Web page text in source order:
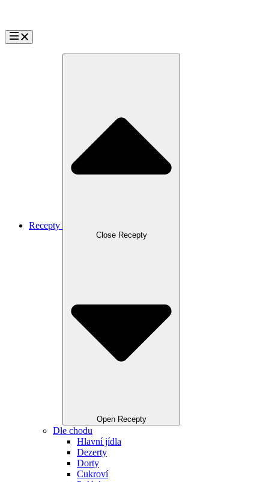
obsahu
Recepty
Close Recepty
Open Recepty
Dle chodu
Hlavní jídla
Dezerty
Dorty
Cukroví